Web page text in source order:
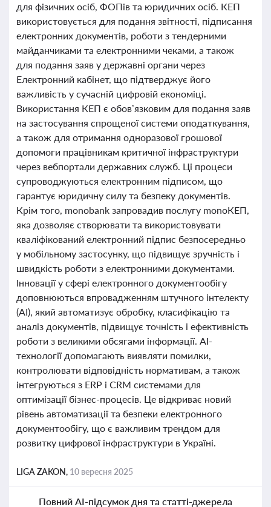
для фізичних осіб, ФОПів та юридичних осіб. КЕП
використовується для подання звітності, підписання
електронних документів, роботи з тендерними
майданчиками та електронними чеками, а також
для подання заяв у державні органи через
Електронний кабінет, що підтверджує його
важливість у сучасній цифровій економіці.
Використання КЕП є обов’язковим для подання заяв
на застосування спрощеної системи оподаткування,
а також для отримання одноразової грошової
допомоги працівникам критичної інфраструктури
через вебпортали державних служб. Ці процеси
супроводжуються електронним підписом, що
гарантує юридичну силу та безпеку документів.
Крім того, monobank запровадив послугу monoКЕП,
яка дозволяє створювати та використовувати
кваліфікований електронний підпис безпосередньо
у мобільному застосунку, що підвищує зручність і
швидкість роботи з електронними документами.
Інновації у сфері електронного документообігу
доповнюються впровадженням штучного інтелекту
(AI), який автоматизує обробку, класифікацію та
аналіз документів, підвищує точність і ефективність
роботи з великими обсягами інформації. AI-
технології допомагають виявляти помилки,
контролювати відповідність нормативам, а також
інтегруються з ERP і CRM системами для
оптимізації бізнес-процесів. Це відкриває новий
рівень автоматизації та безпеки електронного
документообігу, що є важливим трендом для
розвитку цифрової інфраструктури в Україні.
LIGA ZAKON, 10 вересня 2025
Повний AI-підсумок дня та статті-джерела